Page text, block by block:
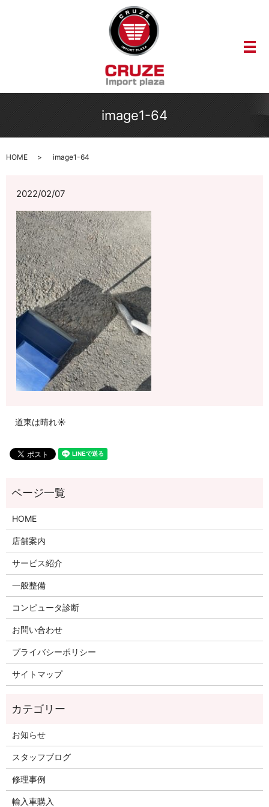
メ
image1-64
HOME image1-64
2022/02/07
道東は晴れ☀
HOME
店舗案内
サービス紹介
一般整備
コンピュータ診断
お問い合わせ
プライバシーポリシー
サイトマップ
お知らせ
スタッフブログ
修理事例
輸入車購入